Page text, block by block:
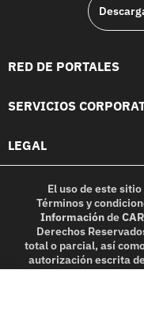
RED DE PORTALES
SERVICIOS
LEGAL
El uso de este
Términos y
Informaciónde
Derechos
total o parcial, así
autorización escrita